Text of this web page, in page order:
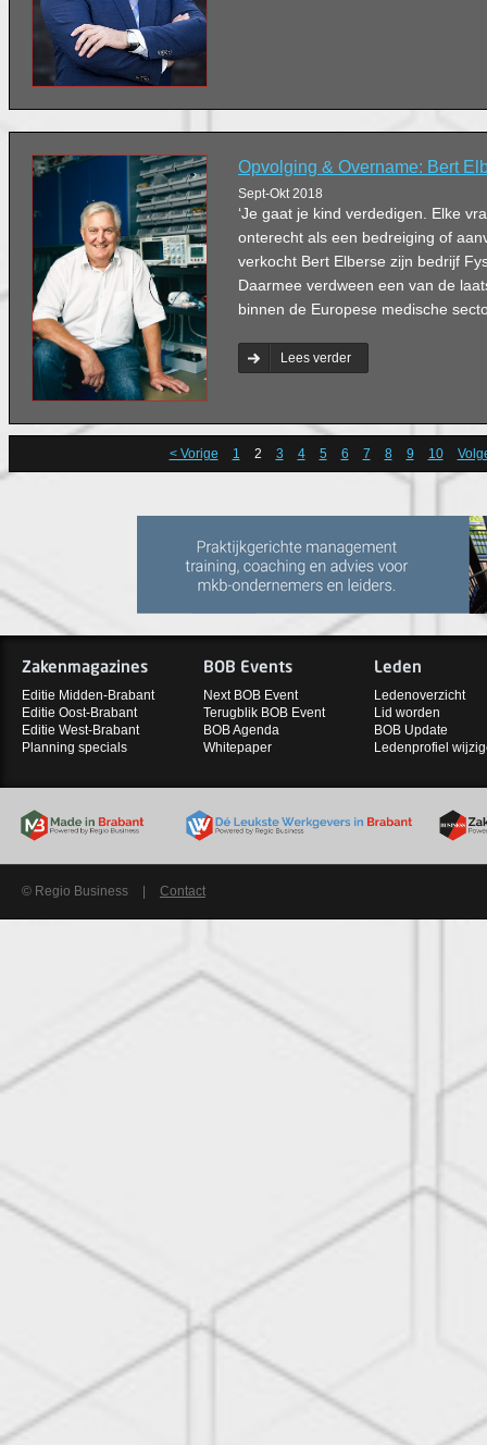
Opvolging & Overname: Bert
Sept-Okt 2018
‘Je gaat je kind verdedigen. Elke
onterecht als een bedreiging of
verkocht Bert Elberse zijn bedrijf
Daarmee verdween een van de
binnen de Europese medische
Lees verder
< Vorige 1 2 3 4 5 6 7 8 9 10
Zakenmagazines
Editie Midden-Brabant
Editie Oost-Brabant
Editie West-Brabant
Planning specials
BOB Events
Next BOB Event
Terugblik BOB Event
BOB Agenda
Whitepaper
Leden
Ledenoverzicht
Lid worden
BOB Update
Ledenprofiel
© Regio Business | Contact